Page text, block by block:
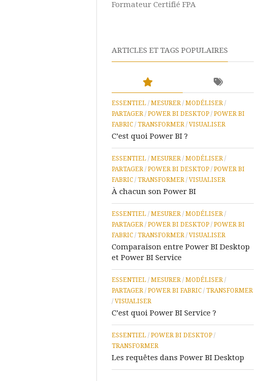
Données
Tutos
Excel
&
Tutos
Access
Aide
&
IA
Microsoft
Learn
Microsoft
365
Assistance
à
Formateur Certifié FPA
ARTICLES ET TAGS POPULAIRES
ESSENTIEL / MESURER/ MODÉLISER/
PARTAGER/ POWER BI DESKTOP / POWER BI
FABRIC / TRANSFORMER/ VISUALISER
C’est quoi Power BI ?
ESSENTIEL / MESURER/ MODÉLISER/
PARTAGER/ POWER BI DESKTOP / POWER BI
FABRIC / TRANSFORMER/ VISUALISER
À chacun son Power BI
ESSENTIEL / MESURER/ MODÉLISER/
PARTAGER/ POWER BI DESKTOP / POWER BI
FABRIC / TRANSFORMER/ VISUALISER
Comparaison entre Power BI Desktop
et Power BI Service
ESSENTIEL / MESURER/ MODÉLISER/
PARTAGER/ POWER BI FABRIC / TRANSFORMER
/ VISUALISER
C’est quoi Power BI Service ?
ESSENTIEL / POWER BI DESKTOP /
TRANSFORMER
Les requêtes dans Power BI Desktop